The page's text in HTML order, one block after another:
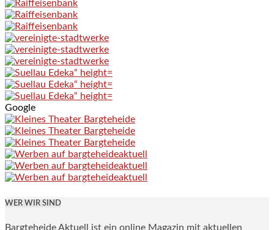
Google
WER WIR SIND
Bargteheide Aktuell ist ein online Magazin mit aktuellen